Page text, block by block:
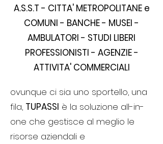
A.S.S.T - CITTA' METROPOLITANE e
COMUNI - BANCHE - MUSEI -
AMBULATORI - STUDI LIBERI
PROFESSIONISTI - AGENZIE -
ATTIVITA' COMMERCIALI
ovunque ci sia uno sportello, una
fila, TUPASSI è la soluzione all-in-
one che gestisce al meglio le
risorse aziendali e